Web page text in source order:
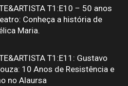
T1:E10 – 50 anos
Conheça a história de
Maria.
T1:E11: Gustavo
10 Anos de Resistência e
no Alaursa